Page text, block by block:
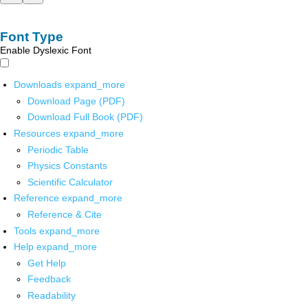
Font Type
Enable Dyslexic Font
Downloads expand_more
Download Page (PDF)
Download Full Book (PDF)
Resources expand_more
Periodic Table
Physics Constants
Scientific Calculator
Reference expand_more
Reference & Cite
Tools expand_more
Help expand_more
Get Help
Feedback
Readability